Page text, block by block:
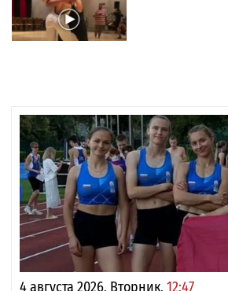
4 августа 2026, Вторник, 12:47